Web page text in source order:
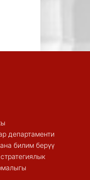
департаменти
билим берүү